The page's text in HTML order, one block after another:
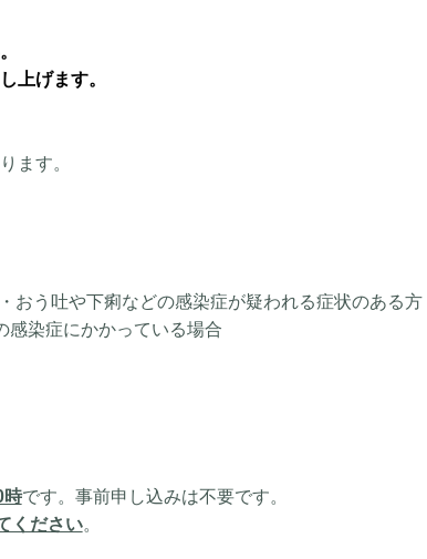
上げます。
ます。
おう吐や下痢などの感染症が疑われる症状のある方
感染症にかかっている場合
時です。事前申し込みは不要です。
ください。